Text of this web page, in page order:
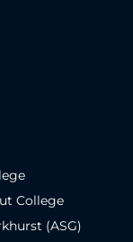
College
(ASG)